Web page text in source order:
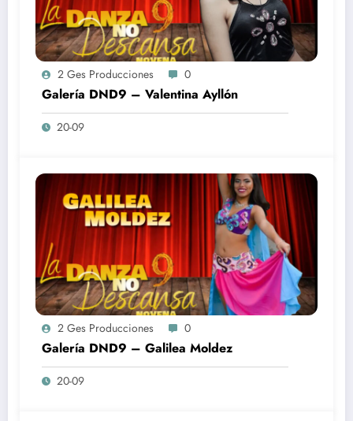
2 Ges Producciones 0
Galería DND9 – Valentina Ayllón
20-09
2 Ges Producciones 0
Galería DND9 – Galilea Moldez
20-09